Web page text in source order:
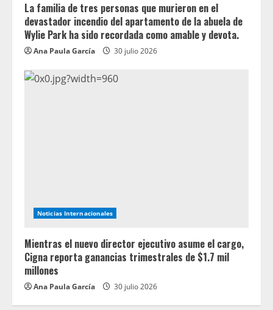
La familia de tres personas que murieron en el
devastador incendio del apartamento de la abuela de
Wylie Park ha sido recordada como amable y devota.
Ana Paula García 30 julio 2026
Noticias Internacionales
Mientras el nuevo director ejecutivo asume el cargo,
Cigna reporta ganancias trimestrales de $1.7 mil
millones
Ana Paula García 30 julio 2026